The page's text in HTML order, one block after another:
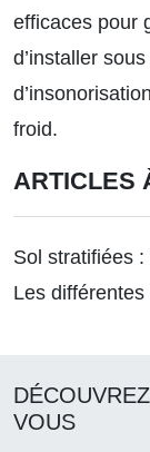
efficaces pour
d’installer
froid.
ARTICLES
Sol stratifiées
Les
VOUS